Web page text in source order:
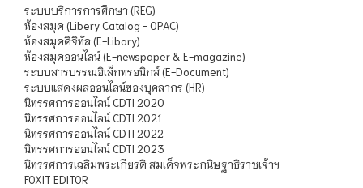
ระบบบริการการศึกษา (REG)
ห้องสมุด (Libery Catalog - OPAC)
ห้องสมุดดิจิทัล (E-Libary)
ห้องสมุดออนไลน์ (E-newspaper & E-magazine)
ระบบสารบรรณอิเล็กทรอนิกส์ (E-Document)
ระบบแสดงผลออนไลน์ของบุคลากร (HR)
นิทรรศการออนไลน์ CDTI 2020
นิทรรศการออนไลน์ CDTI 2021
นิทรรศการออนไลน์ CDTI 2022
นิทรรศการออนไลน์ CDTI 2023
นิทรรศการเฉลิมพระเกียรติ สมเด็จพระกนิษฐาธิราชเจ้าฯ
FOXIT EDITOR